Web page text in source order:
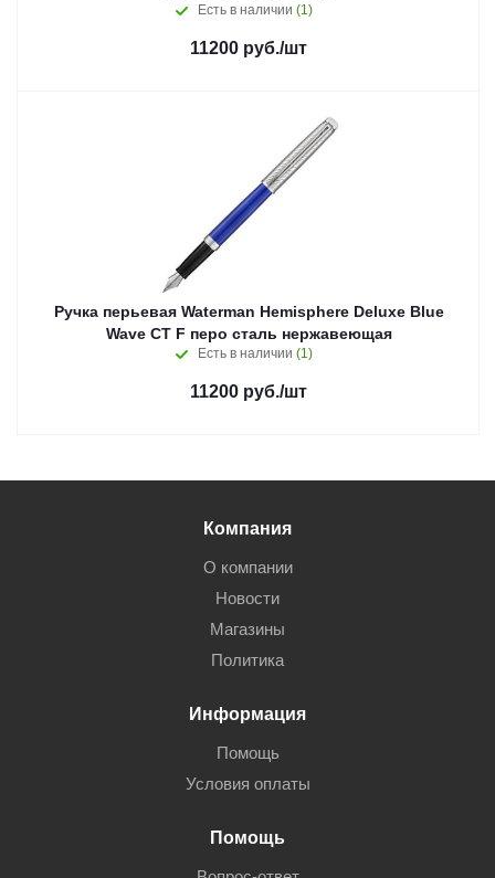
Есть в наличии (1)
11200 руб./шт
Ручка перьевая Waterman Hemisphere Deluxe Blue
Wave CT F перо сталь нержавеющая
Есть в наличии (1)
11200 руб./шт
Компания
О компании
Новости
Магазины
Политика
Информация
Помощь
Условия оплаты
Помощь